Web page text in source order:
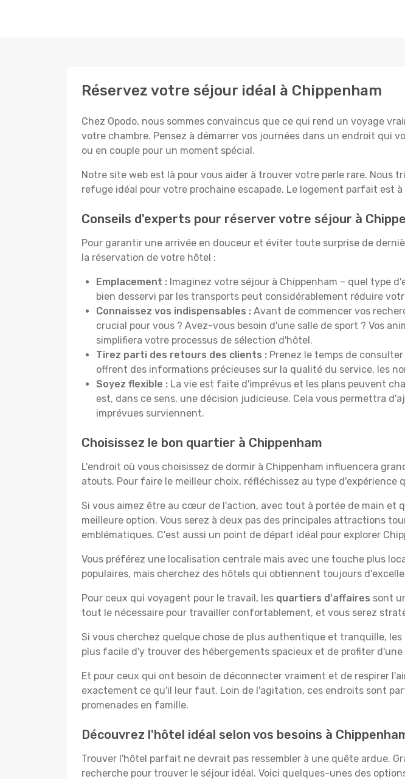
Réservez votre séjour idéal à Chippenham
Chez Opodo, nous sommes convaincus que ce qui rend un voyage
votre chambre. Pensez à démarrer vos journées dans un endroit qui
ou en couple pour un moment spécial.
Notre site web est là pour vous aider à trouver votre perle rare. Nous
refuge idéal pour votre prochaine escapade. Le logement parfait est à
Conseils d'experts pour réserver votre séjour à
Pour garantir une arrivée en douceur et éviter toute surprise de
la réservation de votre hôtel :
Emplacement : Imaginez votre séjour à Chippenham – quel type
bien desservi par les transports peut considérablement réduire
Connaissez vos indispensables : Avant de commencer vos
crucial pour vous ? Avez-vous besoin d'une salle de sport ? Vos
simplifiera votre processus de sélection d'hôtel.
Tirez parti des retours des clients : Prenez le temps de
offrent des informations précieuses sur la qualité du service, les
Soyez flexible : La vie est faite d'imprévus et les plans peuvent
est, dans ce sens, une décision judicieuse. Cela vous permettra
imprévues surviennent.
Choisissez le bon quartier à Chippenham
L'endroit où vous choisissez de dormir à Chippenham influencera
atouts. Pour faire le meilleur choix, réfléchissez au type d'expérience
Si vous aimez être au cœur de l'action, avec tout à portée de main et
meilleure option. Vous serez à deux pas des principales attractions
emblématiques. C'est aussi un point de départ idéal pour explorer
Vous préférez une localisation centrale mais avec une touche plus
populaires, mais cherchez des hôtels qui obtiennent toujours
Pour ceux qui voyagent pour le travail, les quartiers d'affaires sont
tout le nécessaire pour travailler confortablement, et vous serez
Si vous cherchez quelque chose de plus authentique et tranquille, les
plus facile d'y trouver des hébergements spacieux et de profiter
Et pour ceux qui ont besoin de déconnecter vraiment et de respirer
exactement ce qu'il leur faut. Loin de l'agitation, ces endroits sont
promenades en famille.
Découvrez l'hôtel idéal selon vos besoins à
Trouver l'hôtel parfait ne devrait pas ressembler à une quête ardue.
recherche pour trouver le séjour idéal. Voici quelques-unes des